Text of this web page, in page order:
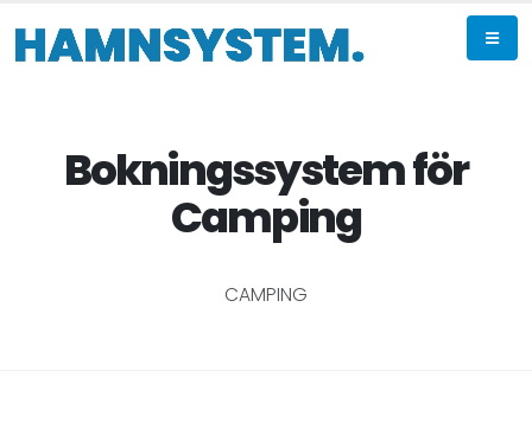
Bokningssystem för
Camping
CAMPING